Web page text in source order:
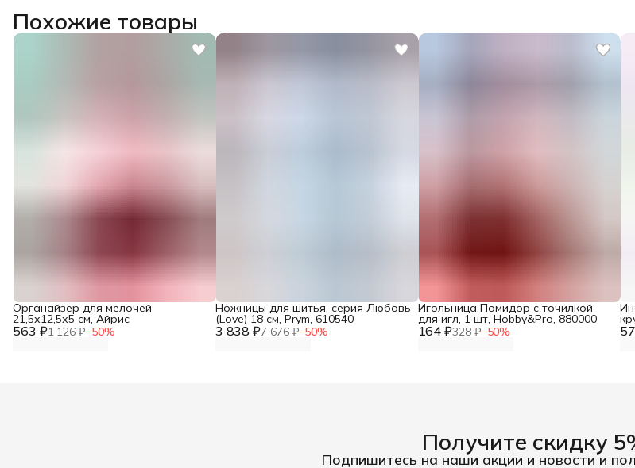
Похожие товары
563 ₽1 126 ₽−50%
Органайзер для мелочей
21,5х12,5х5 см, Айрис
3 838 ₽7 676 ₽−50%
Ножницы для шитья, серия Любовь
(Love) 18 см, Prym, 610540
164 ₽328 ₽−50%
Игольница Помидор с точилкой
для игл, 1 шт, Hobby&Pro, 880000
Получите скидку
Подпишитесь на наши акции и новости и